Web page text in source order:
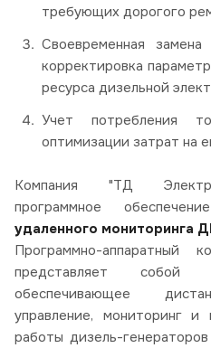
требующих дорогого
Своевременная
корректировка
ресурса дизельной
Учет потребления
оптимизации затрат на
Компания "ТД
программное
удаленного мониторинга
Программно-
представляет собой
обеспечивающее
управление, мониторинг и
работы дизель-